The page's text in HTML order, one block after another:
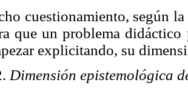
cuestionamiento, según
que un problema didáctico
explicitando, su
Dimensión epistemológica